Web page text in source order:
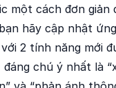
một cách đơn giản
hãy cập nhật
2 tính năng mới
đáng chú ý nhất là